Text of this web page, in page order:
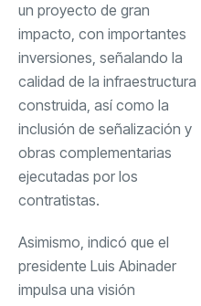
un proyecto de gran
impacto, con importantes
inversiones, señalando la
calidad de la infraestructura
construida, así como la
inclusión de señalización y
obras complementarias
ejecutadas por los
contratistas.
Asimismo, indicó que el
presidente Luis Abinader
impulsa una visión